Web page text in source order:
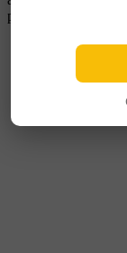
posteriormente